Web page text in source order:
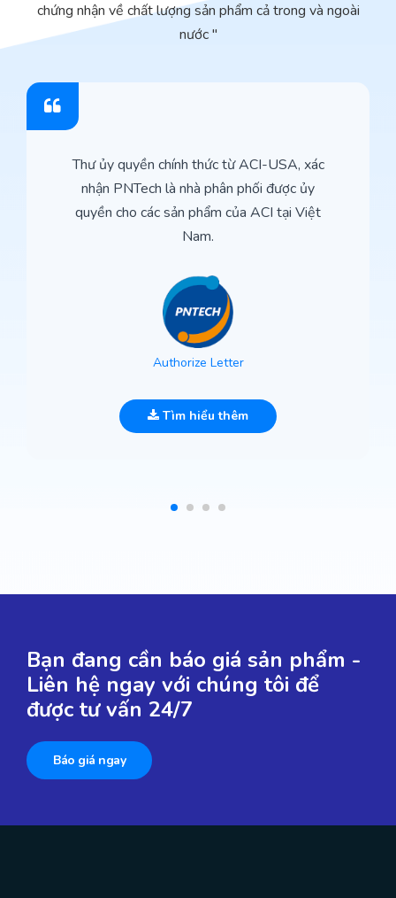
chứng nhận về chất lượng sản phẩm cả trong và ngoài
nước "
Thư ủy quyền chính thức từ ACI-USA, xác
nhận PNTech là nhà phân phối được ủy
quyền cho các sản phẩm của ACI tại Việt
Nam.
Authorize Letter
Tìm hiểu thêm
Bạn đang cần báo giá sản phẩm -
Liên hệ ngay với chúng tôi để
được tư vấn 24/7
Báo giá ngay